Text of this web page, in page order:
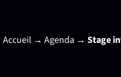
Accueil → Agenda → Stage